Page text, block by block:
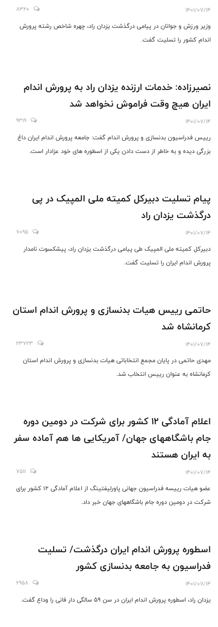
1401/07/14
8320
وزیر ورزش و جوانان در پیامی درگذشت یزدان راد، چهره شاخص رشته پرورش
اندام کشور را تسلیت گفت.
نصیرزاده: خدمات ارزنده یزدان راد به پرورش اندام
ایران هیچ وقت فراموش نخواهد شد
1401/07/14
9319
رییس فدراسیون بدنسازی و پرورش اندام گفت: جامعه پرورش اندام ایران داغ
بزرگی دیده و به خاطر از دست دادن یکی از اسطوره های خود عزادار است.
پیام تسلیت دبیرکل کمیته ملی المپیک در پی
درگذشت یزدان راد
1401/07/14
7095
دبیرکل کمیته ملی المپیک طی پیامی درگذشت یزدان راد، پیشکسوت نامدار
پرورش اندام ایران را تسلیت گفت.
حاتمی رییس هیات بدنسازی و پرورش اندام استان
کرمانشاه شد
1401/07/14
23723
مهدی حاتمی در پایان مجمع انتخاباتی هیات بدنسازی و پرورش اندام استان
کرمانشاه به عنوان رییس انتخاب شد.
اعلام آمادگی 12 کشور برای شرکت در دومین دوره
جام باشگاههای جهان/ آمریکایی ها هم آماده سفر
به ایران هستند
1401/07/14
7511
عضو هیات رییسه فدراسیون جهانی پاورلیفتینگ از اعلام آمادگی 12 کشور برای
شرکت در دومین دوره جام باشگاههای جهان خبر داد.
اسطوره پرورش اندام ايران درگذشت/ تسليت
فدراسيون به جامعه بدنسازى كشور
1401/07/14
6958
يزدان راد، اسطوره پرورش اندام ايران در سن ٥٩ سالگى دار فانى را وداع گفت.